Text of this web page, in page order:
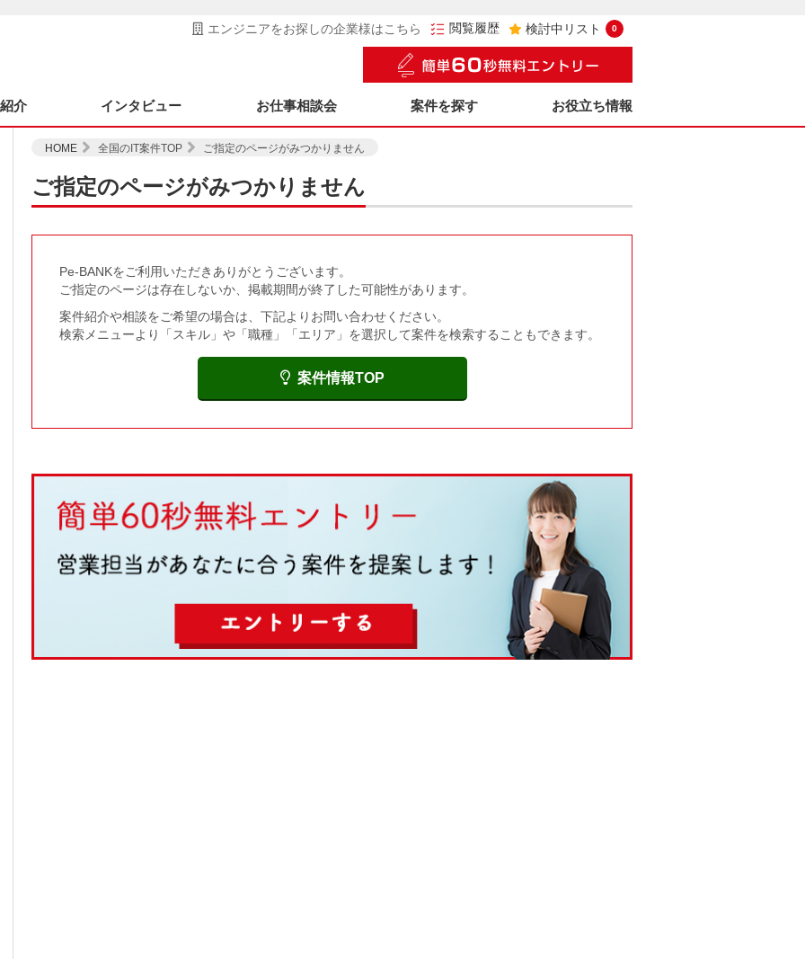
エンジニアをお探しの企業様はこちら 閲覧履歴 検討中リスト 0
介 インタビュー お仕事相談会 案件を探す お役立ち情報
HOME 全国のIT案件TOP ご指定のページがみつかりません
ご指定のページがみつかりません
Pe-BANKをご利用いただきありがとうございます。
ご指定のページは存在しないか、掲載期間が終了した可能性があります。
案件紹介や相談をご希望の場合は、下記よりお問い合わせください。
検索メニューより「スキル」や「職種」「エリア」を選択して案件を検索することもできます。
案件情報TOP